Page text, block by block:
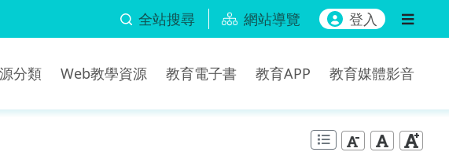
全站搜尋 網站導覽 登入
分類 Web教學資源 教育電子書 教育APP 教育媒體影音